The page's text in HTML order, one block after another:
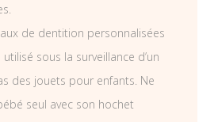
de dentition personnalisées
sous la surveillance d’un
des jouets pour enfants. Ne
seul avec son hochet